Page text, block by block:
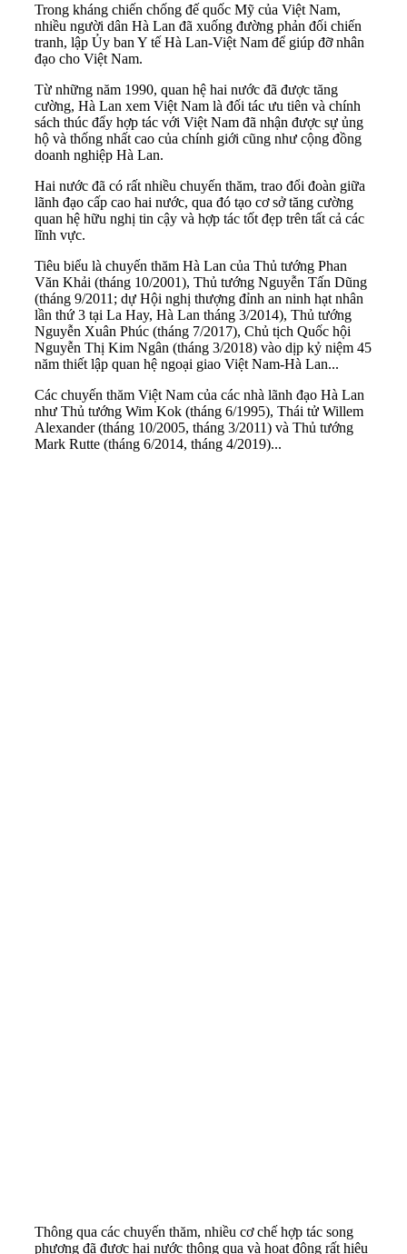
Trong kháng chiến chống đế quốc Mỹ của Việt Nam,
nhiều người dân Hà Lan đã xuống đường phản đối chiến
tranh, lập Ủy ban Y tế Hà Lan-Việt Nam để giúp đỡ nhân
đạo cho Việt Nam.
Từ những năm 1990, quan hệ hai nước đã được tăng
cường, Hà Lan xem Việt Nam là đối tác ưu tiên và chính
sách thúc đẩy hợp tác với Việt Nam đã nhận được sự ủng
hộ và thống nhất cao của chính giới cũng như cộng đồng
doanh nghiệp Hà Lan.
Hai nước đã có rất nhiều chuyến thăm, trao đổi đoàn giữa
lãnh đạo cấp cao hai nước, qua đó tạo cơ sở tăng cường
quan hệ hữu nghị tin cậy và hợp tác tốt đẹp trên tất cả các
lĩnh vực.
Tiêu biểu là chuyến thăm Hà Lan của Thủ tướng Phan
Văn Khải (tháng 10/2001), Thủ tướng Nguyễn Tấn Dũng
(tháng 9/2011; dự Hội nghị thượng đỉnh an ninh hạt nhân
lần thứ 3 tại La Hay, Hà Lan tháng 3/2014), Thủ tướng
Nguyễn Xuân Phúc (tháng 7/2017), Chủ tịch Quốc hội
Nguyễn Thị Kim Ngân (tháng 3/2018) vào dịp kỷ niệm 45
năm thiết lập quan hệ ngoại giao Việt Nam-Hà Lan...
Các chuyến thăm Việt Nam của các nhà lãnh đạo Hà Lan
như Thủ tướng Wim Kok (tháng 6/1995), Thái tử Willem
Alexander (tháng 10/2005, tháng 3/2011) và Thủ tướng
Mark Rutte (tháng 6/2014, tháng 4/2019)...
Thông qua các chuyến thăm, nhiều cơ chế hợp tác song
phương đã được hai nước thông qua và hoạt động rất hiệu